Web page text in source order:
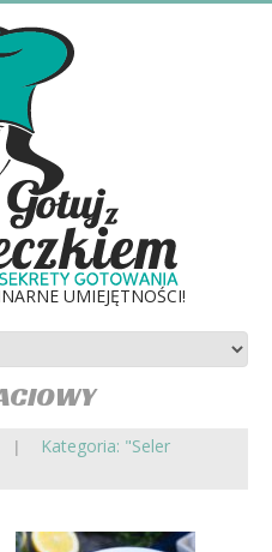
UMIEJĘTNOŚCI!
Kategoria: "Seler